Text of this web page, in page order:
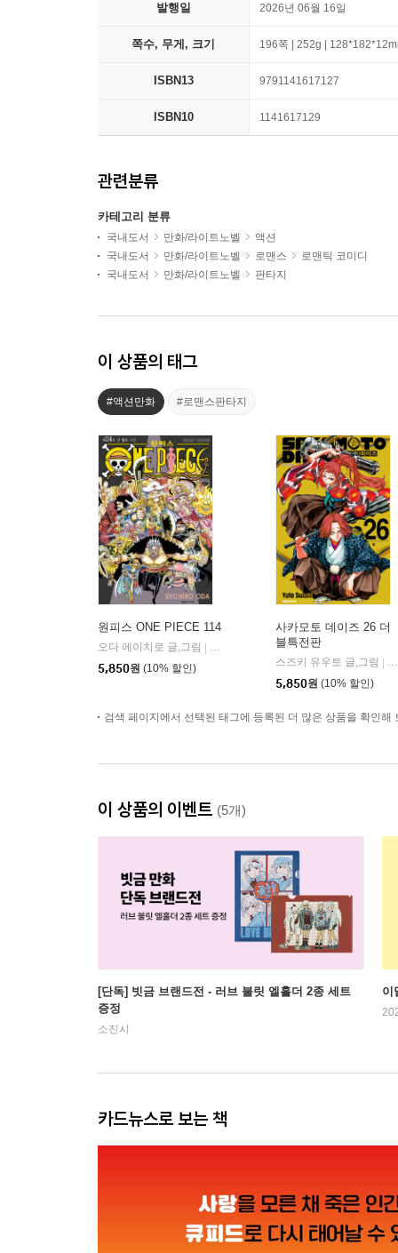
발행일 2026년 06월 16일
쪽수, 무게, 크기 196쪽 | 252g |
ISBN13 9791141617127
ISBN10 1141617129
관련분류
카테고리 분류
국내도서 만화/라이트노벨
액션
국내도서
만화/라이트노벨 로맨스
로맨틱 코미디
국내도서
만화/라이트노벨 판타지
이 상품의 태그
#액션만화 #로맨스판타지
원피스 ONE PIECE 114
오다 에이치로 글,그림
대원
5,850원 (10% 할인)
사카모토 데이즈 26 더
블특전판
스즈키 유우토 글,그림
5,850원 (10% 할인)
검색 페이지에서 선택된 태그에 등록된 더 많은 상품을 확인해
이 상품의 이벤트 (5개)
[단독] 빗금 브랜드전 - 러브 불릿 엘홀더 2종 세트
증정
소진시
이
카드뉴스로 보는 책